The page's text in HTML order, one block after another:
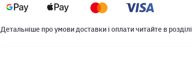
Детальніше про умови доставки і оплати читайте в розділі